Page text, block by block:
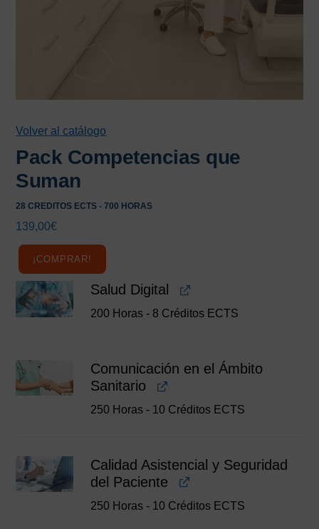
Volver al catálogo
Pack Competencias que
Suman
28 CREDITOS ECTS - 700 HORAS
139,00€
Salud Digital
200 Horas - 8 Créditos ECTS
Comunicación en el Ámbito
Sanitario
250 Horas - 10 Créditos ECTS
Calidad Asistencial y Seguridad
del Paciente
250 Horas - 10 Créditos ECTS
¡COMPRAR!